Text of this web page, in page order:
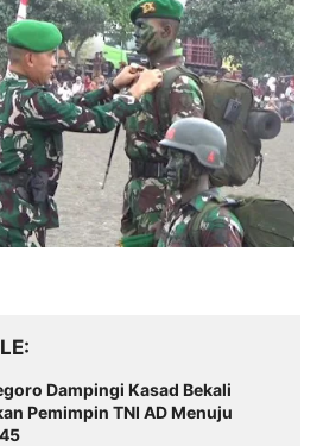
Dampingi Kasad Bekali
Pemimpin TNI AD Menuju